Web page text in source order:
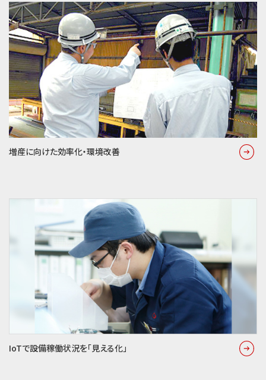
増産に向けた効率化・環境改善
IoTで設備稼働状況を「見える化」